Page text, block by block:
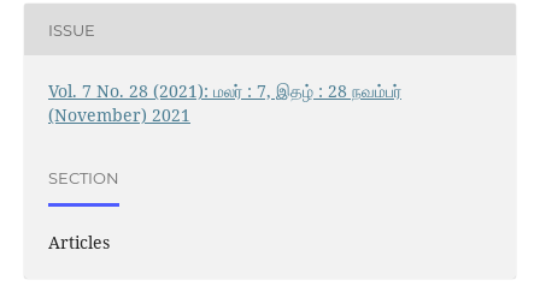
ISSUE
Vol. 7 No. 28 (2021): மலர் : 7, இதழ் : 28 நவம்பர்
(November) 2021
SECTION
Articles